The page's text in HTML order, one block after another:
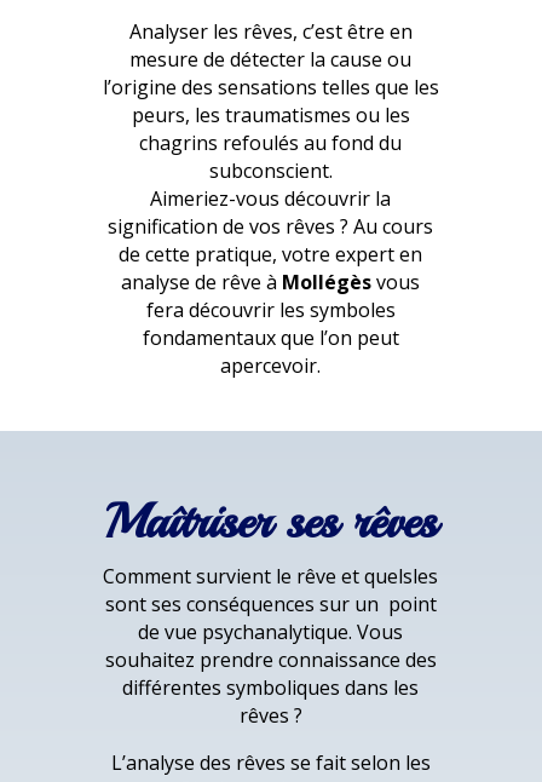
Analyser les rêves, c’est être en
mesure de détecter la cause ou
l’origine des sensations telles que les
peurs, les traumatismes ou les
chagrins refoulés au fond du
subconscient.
Aimeriez-vous découvrir la
signification de vos rêves ? Au cours
de cette pratique, votre expert en
analyse de rêve à Mollégèsvous
fera découvrir les symboles
fondamentaux que l’on peut
apercevoir.
Maîtriser ses rêves
Comment survient le rêve et quelsles
sont ses conséquences sur un point
de vue psychanalytique. Vous
souhaitez prendre connaissance des
différentes symboliques dans les
rêves ?
L’analyse des rêves se fait selon les